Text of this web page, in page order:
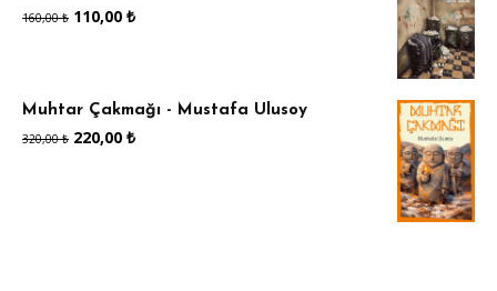
160,00₺ Orijinal
110,00 ₺Şu
110,00 ₺.
Muhtar Çakmağı - Mustafa Ulusoy
320,00₺ Orijinal
220,00 ₺Şu